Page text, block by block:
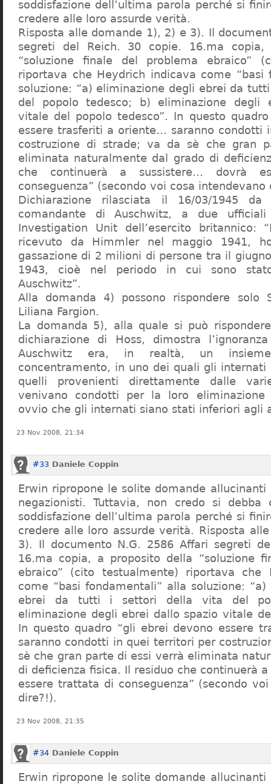
soddisfazione dell’ultima parola perché si
credere alle loro assurde verità.
Risposta alle domande 1), 2) e 3). Il
segreti del Reich. 30 copie. 16.ma copia,
“soluzione finale del problema ebraico”
riportava che Heydrich indicava come “basi
soluzione: “a) eliminazione degli ebrei da
del popolo tedesco; b) eliminazione degli
vitale del popolo tedesco”. In questo
essere trasferiti a oriente… saranno condotti
costruzione di strade; va da sè che gran
eliminata naturalmente dal grado di
che continuerà a sussistere… dovrà
conseguenza” (secondo voi cosa intendevano
Dichiarazione rilasciata il 16/03/1945
comandante di Auschwitz, a due
Investigation Unit dell’esercito britannico:
ricevuto da Himmler nel maggio 1941,
gassazione di 2 milioni di persone tra il
1943, cioè nel periodo in cui sono
Auschwitz”.
Alla domanda 4) possono rispondere solo
Liliana Fargion.
La domanda 5), alla quale si può
dichiarazione di Hoss, dimostra
Auschwitz era, in realtà, un
concentramento, in uno dei quali gli
quelli provenienti direttamente dalle
venivano condotti per la loro eliminazione
ovvio che gli internati siano stati inferiori agli
23 Nov 2008, 21:34
#33 Daniele Coppin
Erwin ripropone le solite domande
negazionisti. Tuttavia, non credo si debba
soddisfazione dell’ultima parola perché si
credere alle loro assurde verità. Risposta
3). Il documento N.G. 2586 Affari segreti
16.ma copia, a proposito della “soluzione
ebraico” (cito testualmente) riportava che
come “basi fondamentali” alla soluzione:
ebrei da tutti i settori della vita del
eliminazione degli ebrei dallo spazio vitale
In questo quadro “gli ebrei devono essere
saranno condotti in quei territori per
sè che gran parte di essi verrà eliminata
di deficienza fisica. Il residuo che continuerà
essere trattata di conseguenza” (secondo
dire?!).
23 Nov 2008, 21:35
#34 Daniele Coppin
Erwin ripropone le solite domande